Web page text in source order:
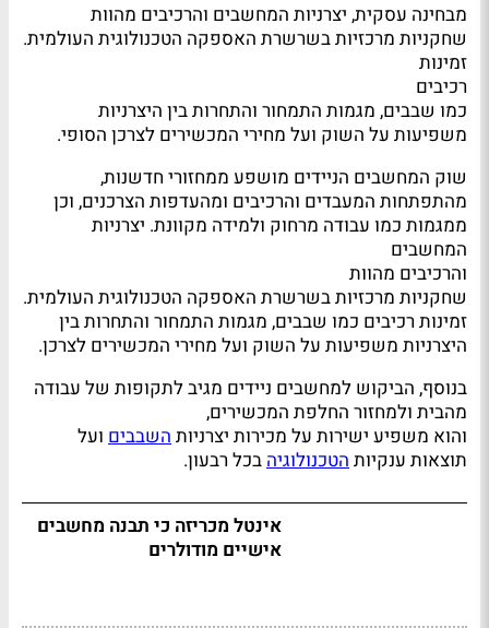
מבחינה עסקית, יצרניות המחשבים והרכיבים מהוות
שחקניות מרכזיות בשרשרת האספקה הטכנולוגית העולמית.
זמינות
רכיבים
כמו שבבים, מגמות התמחור והתחרות בין היצרניות
משפיעות על השוק ועל מחירי המכשירים לצרכן הסופי.
שוק המחשבים הניידים מושפע ממחזורי חדשנות,
מהתפתחות המעבדים והרכיבים ומהעדפות הצרכנים, וכן
ממגמות כמו עבודה מרחוק ולמידה מקוונת. יצרניות
המחשבים
והרכיבים מהוות
שחקניות מרכזיות בשרשרת האספקה הטכנולוגית העולמית.
זמינות רכיבים כמו שבבים, מגמות התמחור והתחרות בין
היצרניות משפיעות על השוק ועל מחירי המכשירים לצרכן.
בנוסף, הביקוש למחשבים ניידים מגיב לתקופות של עבודה
מהבית ולמחזור החלפת המכשירים,
והוא משפיע ישירות על מכירות יצרניותהשבבים ועל
תוצאות ענקיותהטכנולוגיהבכל רבעון.
אינטל מכריזה כי תבנה מחשבים
אישיים מודולרים